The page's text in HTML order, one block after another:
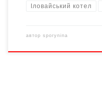
Іловайський котел
автор sporynina